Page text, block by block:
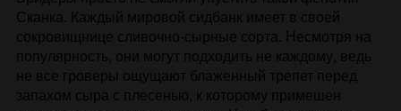
Сканка. Каждый мировой сидбанк имеет в своей
сокровищнице сливочно-сырные сорта. Несмотря на
популярность, они могут подходить не каждому, ведь
не все гроверы ощущают блаженный трепет перед
запахом сыра с плесенью, к которому примешен